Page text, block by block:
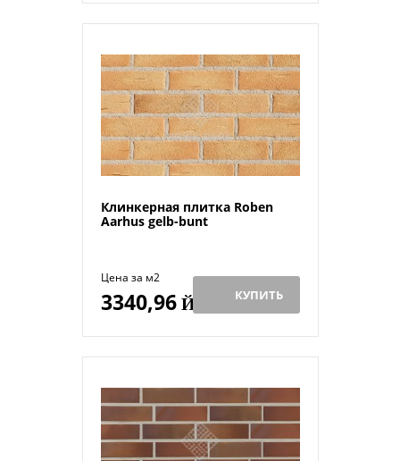
Клинкерная плитка Roben
Aarhus gelb-bunt
Цена за м2
3340,96Й КУПИТЬ